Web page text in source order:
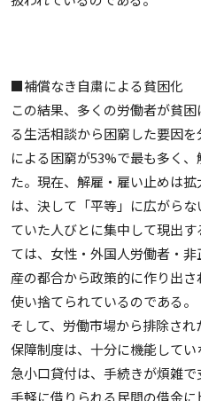
■補償なき自粛による貧困化
この結果、多くの労働者が貧
る生活相談から困窮した要因
による困窮が53%で最も多く
た。現在、解雇・雇い止めは
は、決して「平等」に広がら
ていた人びとに集中して現出
ては、女性・外国人労働者・
産の都合から政策的に作り出
使い捨てられているのである。
そして、労働市場から排除さ
保障制度は、十分に機能して
急小口貸付は、手続きが煩雑で
手軽に借りられる民間の借金